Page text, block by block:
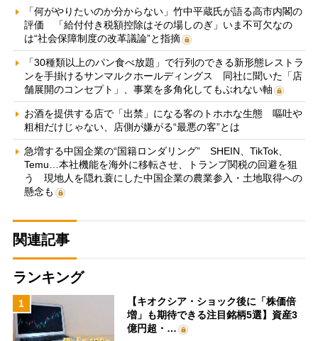
「何がやりたいのか分からない」竹中平蔵氏が語る高市内閣の
評価 「給付付き税額控除はその場しのぎ」いま不可欠なの
は“社会保障制度の改革議論”と指摘
「30種類以上のパン食べ放題」で行列のできる新形態レストラ
ンを手掛けるサンマルクホールディングス 同社に聞いた「店
舗展開のコンセプト」、事業を多角化してもぶれない軸
お酒を提供する店で「出禁」になる客のトホホな生態 嘔吐や
粗相だけじゃない、店側が嫌がる“最悪の客”とは
急増する中国企業の“国籍ロンダリング” SHEIN、TikTok、
Temu…本社機能を海外に移転させ、トランプ関税の回避を狙
う 現地人を隠れ蓑にした中国企業の農業参入・土地取得への
懸念も
関連記事
ランキング
1
【キオクシア・ショック後に「株価倍
増」も期待できる注目銘柄5選】資産3
億円超・…